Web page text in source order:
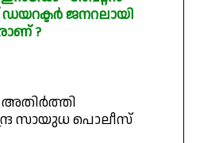
ജനറലായി
?
അതിർത്തി
സായുധ പൊലീസ്